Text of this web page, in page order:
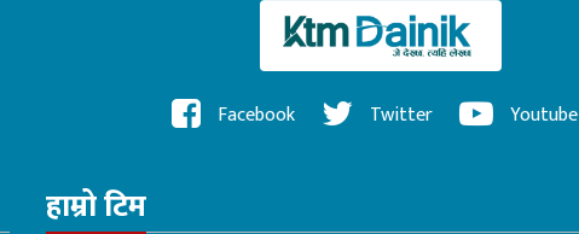
Facebook Twitter Youtube
हाम्रो टिम